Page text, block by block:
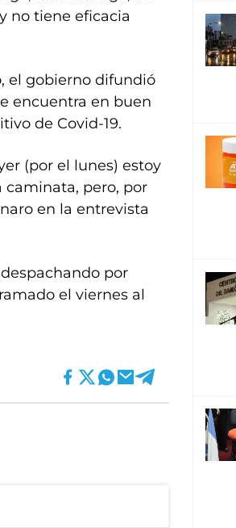
no tiene eficacia
el gobierno difundió
encuentra en buen
de Covid-19.
(por el lunes) estoy
caminata, pero, por
en la entrevista
por
el viernes al